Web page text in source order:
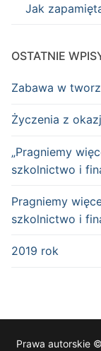
Jak
OSTATNIE
Zabawa w
Życzenia z
„Pragniemy
szkolnictwo i
Pragniemy
szkolnictwo i
2019 rok
Prawa autorskie